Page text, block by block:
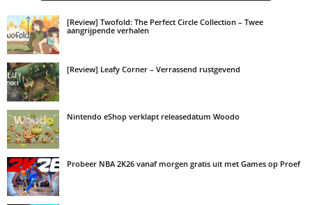
[Review] Twofold: The Perfect Circle Collection – Twee
aangrijpende verhalen
[Review] Leafy Corner – Verrassend rustgevend
Nintendo eShop verklapt releasedatum Woodo
Probeer NBA 2K26 vanaf morgen gratis uit met Games op Proef